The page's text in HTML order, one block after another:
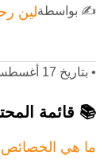
✍️ بواسطةلين
• بتاريخ 17 أغسطس، 2023
📚 قائمة
ما هي الخصائص